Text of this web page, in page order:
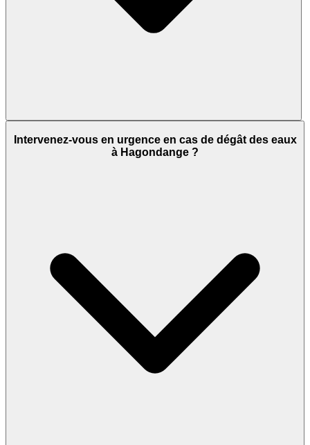
Intervenez-vous en urgence en cas de dégât des eaux
à Hagondange ?